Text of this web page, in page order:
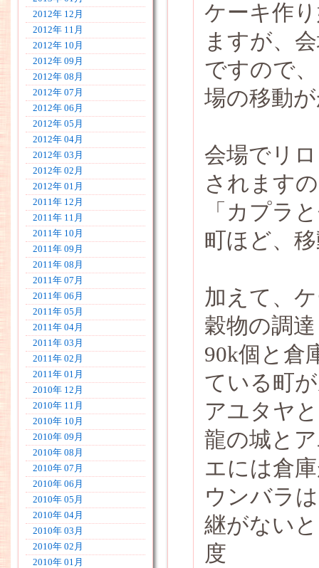
2012年 12月
2012年 11月
2012年 10月
2012年 09月
2012年 08月
2012年 07月
2012年 06月
2012年 05月
2012年 04月
2012年 03月
2012年 02月
2012年 01月
2011年 12月
2011年 11月
2011年 10月
2011年 09月
2011年 08月
2011年 07月
2011年 06月
2011年 05月
2011年 04月
2011年 03月
2011年 02月
2011年 01月
2010年 12月
2010年 11月
2010年 10月
2010年 09月
2010年 08月
2010年 07月
2010年 06月
2010年 05月
2010年 04月
2010年 03月
2010年 02月
2010年 01月
ケーキ作
ますが、
ですので
場の移動
会場でリ
されます
「カプラ
町ほど、
加えて、
穀物の調
90k個と倉
ている町
アユタヤ
龍の城と
エには倉
ウンバラ
継がない
度